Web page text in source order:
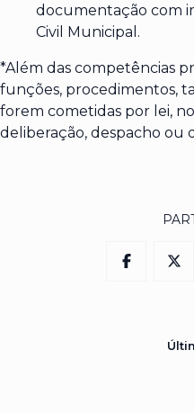
documentação com
Civil Municipal.
*Além das competências
funções, procedimentos,
forem cometidas por lei,
deliberação, despacho ou